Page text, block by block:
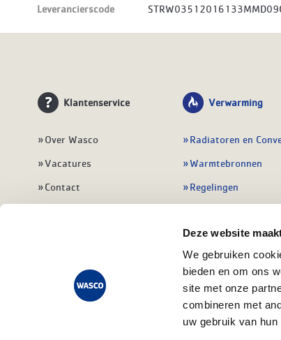
Deze website
We gebruiken
bieden en om ons
site met onze
combineren met
uw gebruik van
Leverancierscode
Klantenservice
Over Wasco
Vacatures
Contact
Veelgestelde vragen
Verwarming
Radiatoren en
Warmtebronnen
Regelingen
Leidingwerk
Alle verwarming